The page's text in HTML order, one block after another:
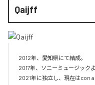
Qaijff
2012年、愛知県にて結成。
2017年、ソニーミュージック
2021年に独立し、現在はcon